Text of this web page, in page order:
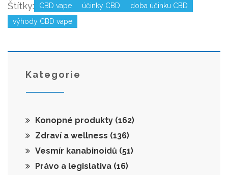
Štítky: CBD vape účinky CBD
doba účinku CBD
výhody CBD vape
Kategorie
Konopné produkty (162)
Zdraví a wellness (136)
Vesmír kanabinoidů (51)
Právo a legislativa (16)